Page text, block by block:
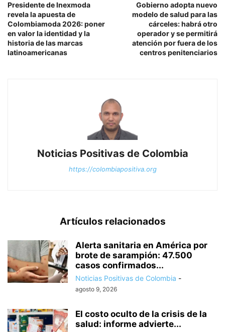
Presidente de Inexmoda
revela la apuesta de
Colombiamoda 2026: poner
en valor la identidad y la
historia de las marcas
latinoamericanas
Gobierno adopta nuevo
modelo de salud para las
cárceles: habrá otro
operador y se permitirá
atención por fuera de los
centros penitenciarios
Noticias Positivas de Colombia
https://colombiapositiva.org
Artículos relacionados
Alerta sanitaria en América por
brote de sarampión: 47.500
casos confirmados...
Noticias Positivas de Colombia -
agosto 9, 2026
El costo oculto de la crisis de la
salud: informe advierte...